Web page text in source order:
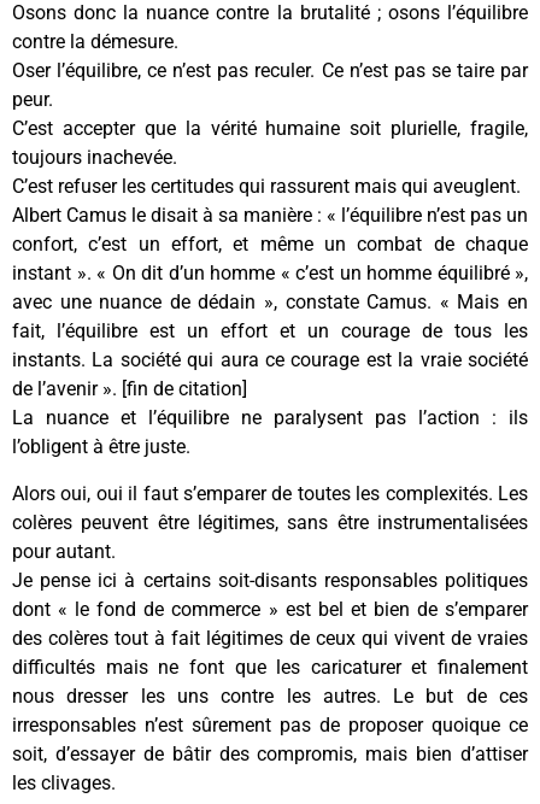
Osons donc la nuance contre la brutalité ; osons l’équilibre
contre la démesure.
Oser l’équilibre, ce n’est pas reculer. Ce n’est pas se taire par
peur.
C’est accepter que la vérité humaine soit plurielle, fragile,
toujours inachevée.
C’est refuser les certitudes qui rassurent mais qui aveuglent.
Albert Camus le disait à sa manière : « l’équilibre n’est pas un
confort, c’est un effort, et même un combat de chaque
instant ». « On dit d’un homme « c’est un homme équilibré »,
avec une nuance de dédain », constate Camus. « Mais en
fait, l’équilibre est un effort et un courage de tous les
instants. La société qui aura ce courage est la vraie société
de l’avenir ». [fin de citation]
La nuance et l’équilibre ne paralysent pas l’action : ils
l’obligent à être juste.
Alors oui, oui il faut s’emparer de toutes les complexités. Les
colères peuvent être légitimes, sans être instrumentalisées
pour autant.
Je pense ici à certains soit-disants responsables politiques
dont « le fond de commerce » est bel et bien de s’emparer
des colères tout à fait légitimes de ceux qui vivent de vraies
difficultés mais ne font que les caricaturer et finalement
nous dresser les uns contre les autres. Le but de ces
irresponsables n’est sûrement pas de proposer quoique ce
soit, d’essayer de bâtir des compromis, mais bien d’attiser
les clivages.